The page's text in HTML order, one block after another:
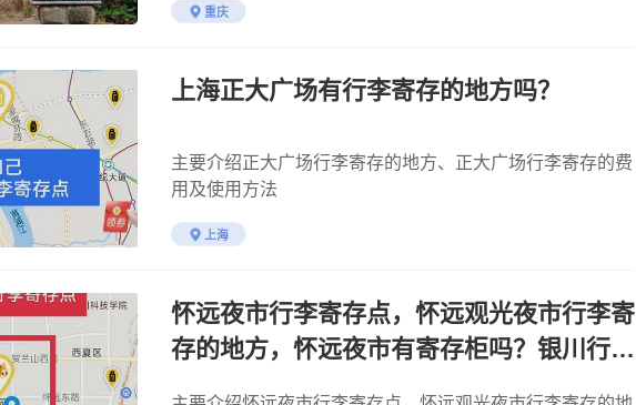
重庆
上海正大广场有行李寄存的地方吗？
主要介绍正大广场行李寄存的地方、正大广场行李寄存的费
用及使用方法
上海
怀远夜市行李寄存点，怀远观光夜市行李寄
存的地方，怀远夜市有寄存柜吗？银川行李